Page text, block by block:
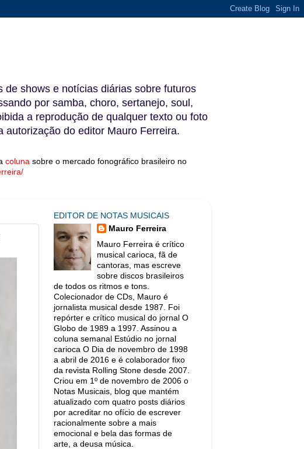
shows e notícias diárias sobre futuros
por samba, choro, sertanejo, soul,
a reprodução de qualquer texto ou foto
do editor Mauro Ferreira.
coluna sobre o mercado fonográfico brasileiro no
EDITOR DE NOTAS MUSICAIS
Mauro Ferreira
Mauro Ferreira é crítico
musical carioca, fã de
cantoras, mas escreve
sobre discos brasileiros
de todos os ritmos e tons.
Colecionador de CDs, Mauro é
jornalista musical desde 1987. Foi
repórter e crítico musical do jornal O
Globo de 1989 a 1997. Assinou a
coluna semanal Estúdio no jornal
carioca O Dia de novembro de 1998
a abril de 2016 e é colaborador fixo
da revista Rolling Stone desde 2007.
Criou em 1º de novembro de 2006 o
Notas Musicais, blog que mantém
atualizado com quatro posts diários
por acreditar no ofício de escrever
racionalmente sobre a mais
emocional e bela das formas de
arte, a deusa música.